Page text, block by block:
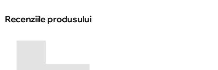
Recenziile produsului